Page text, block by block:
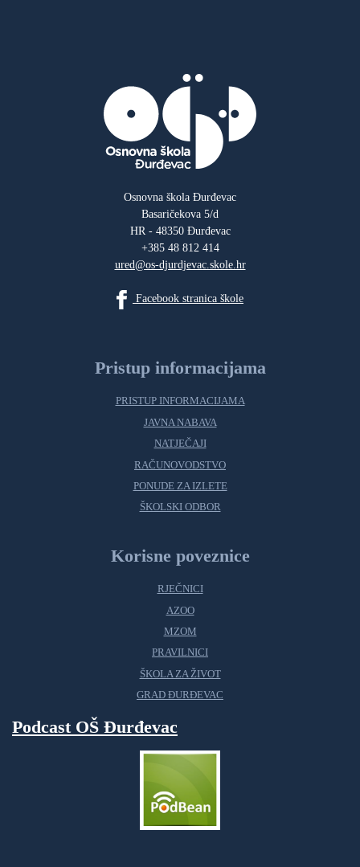
Osnovna škola Đurđevac
Basaričekova 5/d
HR - 48350 Đurđevac
+385 48 812 414
ured@os-djurdjevac.skole.hr
Facebook stranica škole
Pristup informacijama
PRISTUP INFORMACIJAMA
JAVNA NABAVA
NATJEČAJI
RAČUNOVODSTVO
PONUDE ZA IZLETE
ŠKOLSKI ODBOR
Korisne poveznice
RJEČNICI
AZOO
MZOM
PRAVILNICI
ŠKOLA ZA ŽIVOT
GRAD ĐURĐEVAC
Podcast OŠ Đurđevac